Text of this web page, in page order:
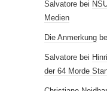
Salvatore bei
Medien
Die Anmerkung
Salvatore bei
der 64 Morde